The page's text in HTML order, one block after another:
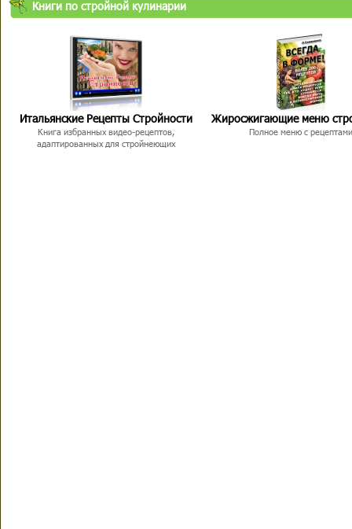
Книги по стройной кулинарии
Итальянские Рецепты Стройности
Книга избранных видео-рецептов,
адаптированных для стройнеющих
Жиросжигающие меню
Полное меню с рецептами